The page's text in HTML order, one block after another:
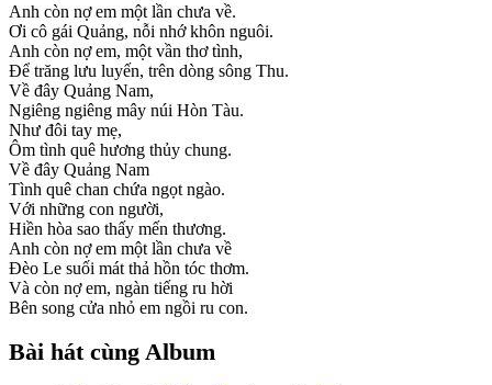
Anh còn nợ em một lần chưa về.
Ơi cô gái Quảng, nỗi nhớ khôn nguôi.
Anh còn nợ em, một vần thơ tình,
Để trăng lưu luyến, trên dòng sông Thu.
Về đây Quảng Nam,
Ngiêng ngiêng mây núi Hòn Tàu.
Như đôi tay mẹ,
Ôm tình quê hương thủy chung.
Về đây Quảng Nam
Tình quê chan chứa ngọt ngào.
Với những con người,
Hiền hòa sao thấy mến thương.
Anh còn nợ em một lần chưa về
Đèo Le suối mát thả hồn tóc thơm.
Và còn nợ em, ngàn tiếng ru hời
Bên song cửa nhỏ em ngồi ru con.
Bài hát cùng Album